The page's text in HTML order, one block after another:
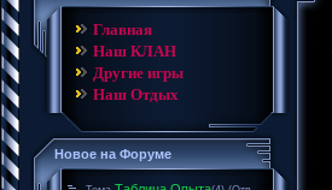
Главная
Наш КЛАН
Другие игры
Наш Отдых
Новое на Форуме